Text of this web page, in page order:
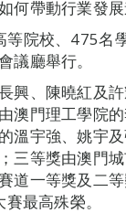
帶動行業發展
院校、475名
議廳舉行。
興、陳曉紅及
澳門理工學院
溫宇強、姚宇
三等獎由澳門
道一等獎及二
最高殊榮。